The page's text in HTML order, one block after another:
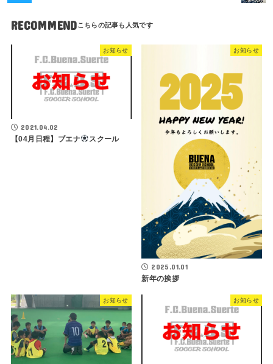
RECOMMEND
お知らせ
2021.04.02
【04月日程】ブエナ スクール
お知らせ
2025.01.01
新年の挨拶
お知らせ お知らせ